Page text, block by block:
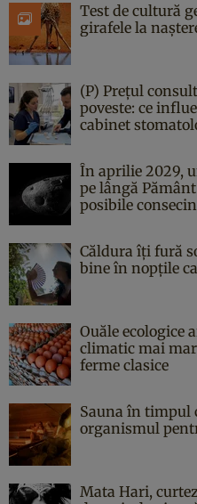
Test de cultură
girafele la
(P) Prețul
poveste: ce
cabinet
În aprilie 2029,
pe lângă
posibile
Căldura îți fură
bine în nopțile
Ouăle ecologice
climatic mai
ferme clasice
Sauna în timpul
organismul
Mata Hari,